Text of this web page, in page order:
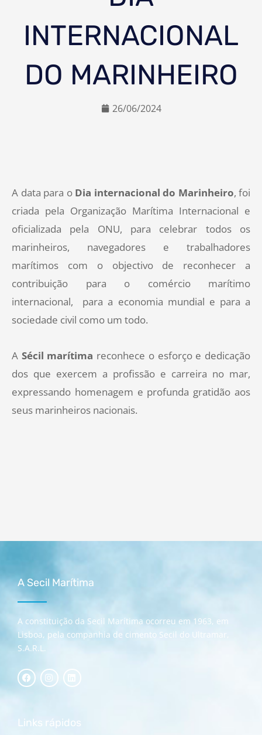
INTERNACIONAL
DO MARINHEIRO
26/06/2024
A data para o Dia internacional do Marinheiro, foi
criada pela Organização Marítima Internacional e
oficializada pela ONU, para celebrar todos os
marinheiros, navegadores e trabalhadores
marítimos com o objectivo de reconhecer a
contribuição para o comércio marítimo
internacional, para a economia mundial e para a
sociedade civil como um todo.
A Sécil marítima reconhece o esforço e dedicação
dos que exercem a profissão e carreira no mar,
expressando homenagem e profunda gratidão aos
seus marinheiros nacionais.
A Secil Marítima
A constituição da Secil Marítima ocorreu em 1963, em
Lisboa, pela companhia de cimento Secil do Ultramar,
S.A.R.L.
Links rápidos